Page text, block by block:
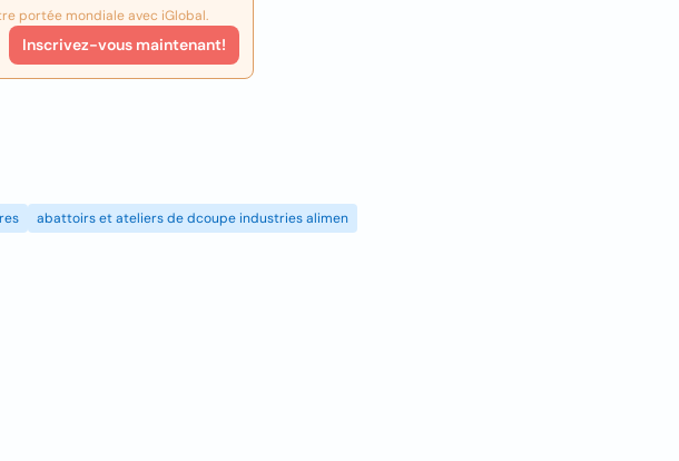
portée mondiale avec iGlobal.
Inscrivez-vous maintenant!
abattoirs et ateliers de dcoupe industries alimen